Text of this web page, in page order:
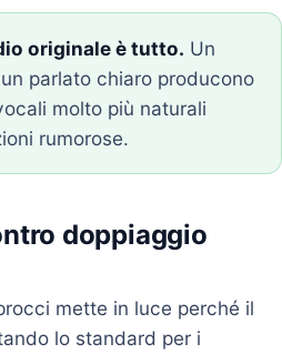
originale è tutto. Un
parlato chiaro producono
molto più naturali
rumorose.
doppiaggio
mette in luce perché il
lo standard per i